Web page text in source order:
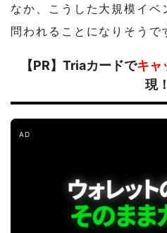
なか、こうした大規模イベ
問われることになりそうで
【PR】Triaカードでキャ
現！
AD